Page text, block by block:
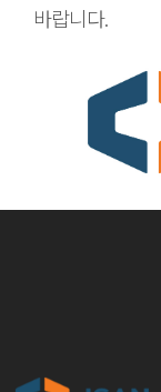
바랍니다.